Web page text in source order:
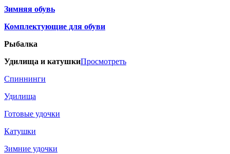
Зимняя обувь
Комплектующие для обуви
Рыбалка
Удилища и катушкиПросмотреть
Спиннинги
Удилища
Готовые удочки
Катушки
Зимние удочки